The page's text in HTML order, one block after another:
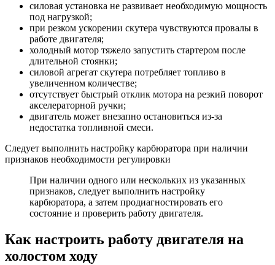
силовая установка не развивает необходимую мощность
под нагрузкой;
при резком ускорении скутера чувствуются провалы в
работе двигателя;
холодный мотор тяжело запустить стартером после
длительной стоянки;
силовой агрегат скутера потребляет топливо в
увеличенном количестве;
отсутствует быстрый отклик мотора на резкий поворот
акселераторной ручки;
двигатель может внезапно остановиться из-за
недостатка топливной смеси.
Следует выполнить настройку карбюратора при наличии
признаков необходимости регулировки
При наличии одного или нескольких из указанных
признаков, следует выполнить настройку
карбюратора, а затем продиагностировать его
состояние и проверить работу двигателя.
Как настроить работу двигателя на
холостом ходу